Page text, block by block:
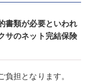
書類が必要といわれ
サのネット完結保険
担となります。